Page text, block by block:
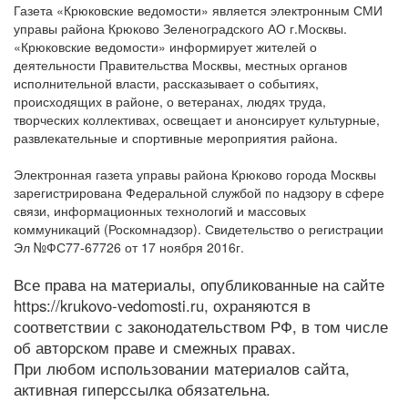
Газета «Крюковские ведомости» является электронным СМИ
управы района Крюково Зеленоградского АО г.Москвы.
«Крюковские ведомости» информирует жителей о
деятельности Правительства Москвы, местных органов
исполнительной власти, рассказывает о событиях,
происходящих в районе, о ветеранах, людях труда,
творческих коллективах, освещает и анонсирует культурные,
развлекательные и спортивные мероприятия района.
Электронная газета управы района Крюково города Москвы
зарегистрирована Федеральной службой по надзору в сфере
связи, информационных технологий и массовых
коммуникаций (Роскомнадзор). Свидетельство о регистрации
Эл №ФС77-67726 от 17 ноября 2016г.
Все права на материалы, опубликованные на сайте
https://krukovo-vedomosti.ru, охраняются в
соответствии с законодательством РФ, в том числе
об авторском праве и смежных правах.
При любом использовании материалов сайта,
активная гиперссылка обязательна.